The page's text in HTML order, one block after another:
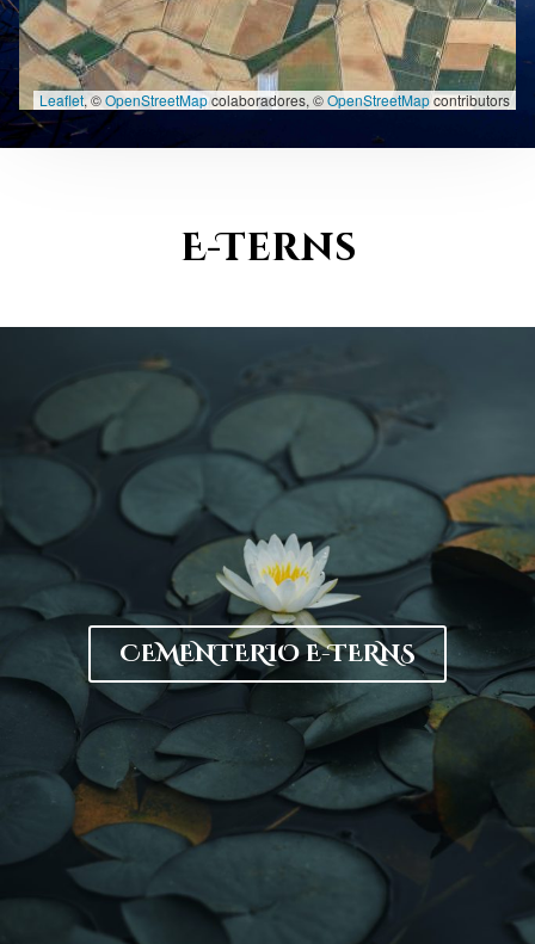
Leaflet, ©OpenStreetMapcolaboradores, ©OpenStreetMapcontributors
E-Terns
CEMENTERIO E-TERNS